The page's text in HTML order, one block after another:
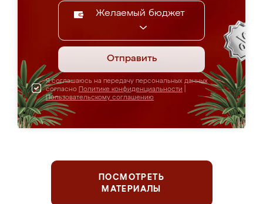
Желаемый бюджет
Отправить
Я соглашаюсь на передачу персональных данных
согласно Политике конфиденциальности
Пользовательскому соглашению
ПОСМОТРЕТЬ
МАТЕРИАЛЫ